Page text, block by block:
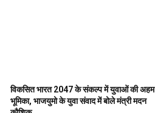
विकसित भारत 2047 के संकल्प में युवाओं की अहम
भूमिका, भाजयुमो के युवा संवाद में बोले मंत्री मदन